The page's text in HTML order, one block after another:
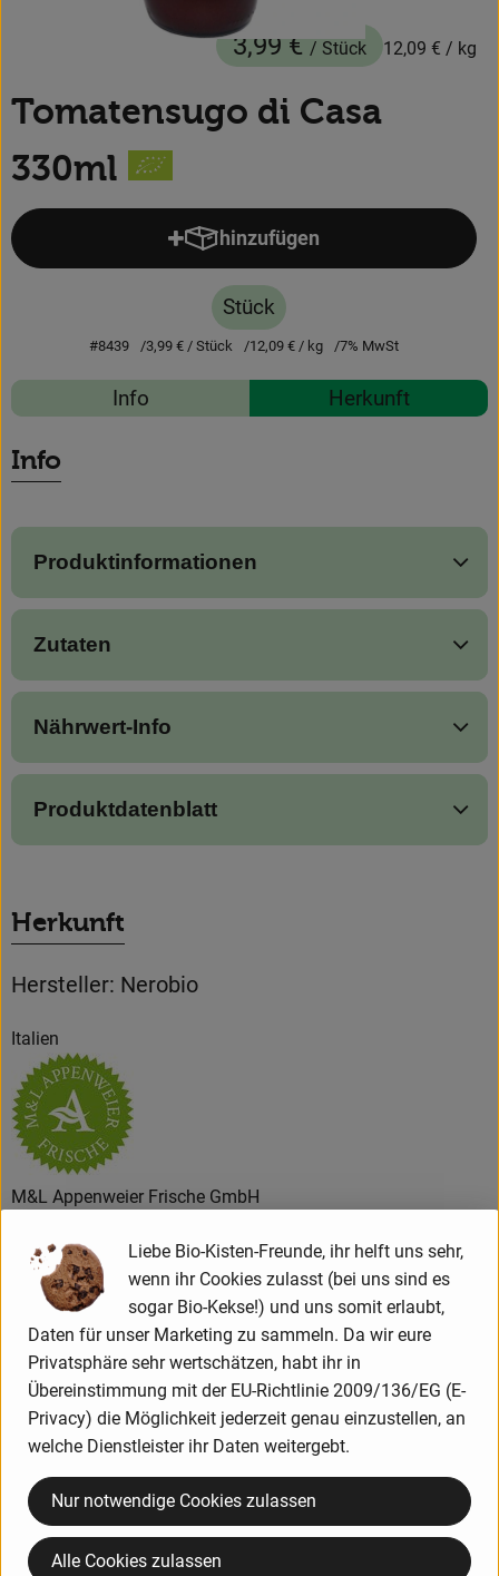
Haushalt & Garten
Geschäftskunden-Shop
Tomatensugo di Casa
330ml
3,99 €/ Stück 12,09 € / kg
hinzufügen
Produkt zum Warenkorb
Stück
#8439 3,99 € / Stück 12,09 € / kg 7% MwSt
Rezepte
Info Herkunft
Info
Produktinformationen
Zutaten
Nährwert-Info
Produktdatenblatt
Herkunft
Hersteller: Nerobio
Italien
M&L Appenweier Frische GmbH
D 37079 Göttingen
Terra, die Erde.Famiglia, die Familie und Passione!, die
Leidenschaft.
Das ist der Name unserer Initiative für feines Bio und
gleichzeitig die perfekte Beschreibung der Faszination, die
unsere besonderen Manufakturen und ihre Produkte
ausmacht.
Die Erde ist unser aller Ort und alles auf ihr ist eng
miteinander verwoben. Die Familie ist die soziale Einheit mit
Liebe Bio-Kisten-Freunde, ihr helft uns sehr,
wenn ihr Cookies zulasst (bei uns sind es
sogar Bio-Kekse!) und uns somit erlaubt,
Daten für unser Marketing zu sammeln. Da wir eure
Privatsphäre sehr wertschätzen, habt ihr in
Übereinstimmung mit der EU-Richtlinie 2009/136/EG (E-
Privacy) die Möglichkeit jederzeit genau einzustellen, an
welche Dienstleister ihr Daten weitergebt.
Nur notwendige Cookies zulassen
Alle Cookies zulassen